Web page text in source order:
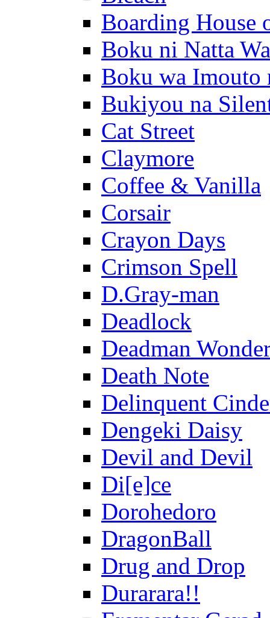
Boarding House
Boku ni Natta
Boku wa
Bukiyou na
Cat Street
Claymore
Coffee & Vanilla
Corsair
Crayon Days
Crimson Spell
D.Gray-man
Deadlock
Deadman
Death Note
Delinquent
Dengeki Daisy
Devil and Devil
Di[e]ce
Dorohedoro
DragonBall
Drug and Drop
Durarara!!